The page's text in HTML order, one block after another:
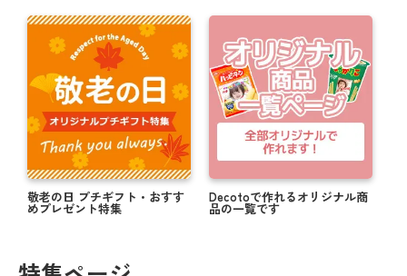
敬老の日 プチギフト・おすす
めプレゼント特集
Decotoで作れるオリジナル商
品の一覧です